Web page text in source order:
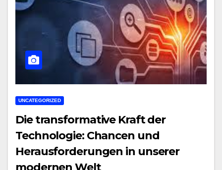
UNCATEGORIZED
Die transformative Kraft der
Technologie: Chancen und
Herausforderungen in unserer
modernen Welt